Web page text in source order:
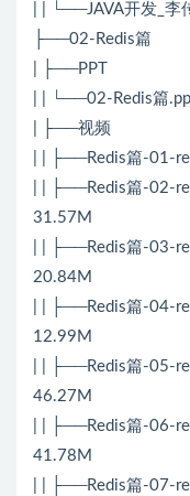
| | └──JAVA开发_
├──02-Redis篇
| ├──PPT
| | └──02-Redis篇
| ├──视频
| | ├──Redis篇-01-
| | ├──Redis篇-02-
31.57M
| | ├──Redis篇-03-
20.84M
| | ├──Redis篇-04-
12.99M
| | ├──Redis篇-05-
46.27M
| | ├──Redis篇-06-
41.78M
| | ├──Redis篇-07-